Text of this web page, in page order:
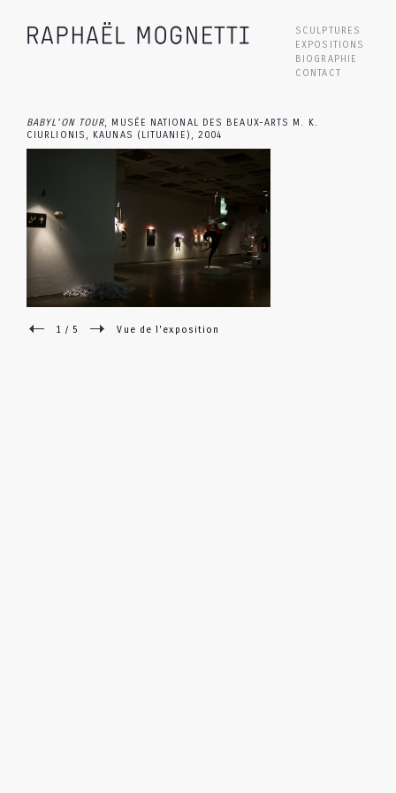
SCULPTURES
EXPOSITIONS
BIOGRAPHIE
CONTACT
BABYL'ON TOUR, MUSÉE NATIONAL DES BEAUX-ARTS M. K.
CIURLIONIS, KAUNAS (LITUANIE), 2004
1 / 5 Vue de l'exposition